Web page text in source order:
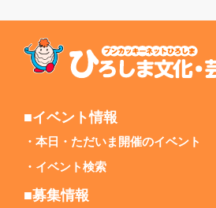
■イベント情報
本日・ただいま開催のイベント
イベント検索
■募集情報